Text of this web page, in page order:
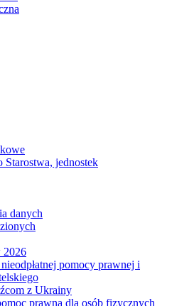
jednostek
danych
2026
pomocy prawnej i
z Ukrainy
prawna dla osób fizycznych